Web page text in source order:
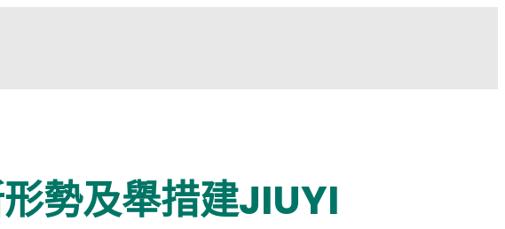
勢及舉措建JIUYI